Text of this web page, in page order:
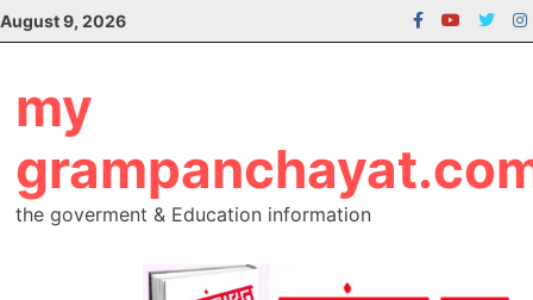
Skip
to
August 9, 2026
my
the goverment & Education information